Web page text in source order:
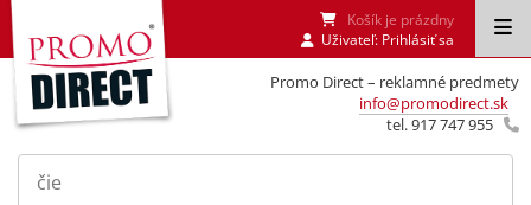
Promo Direct – reklamné predmety
info@promodirect.sk
tel. 917 747 955
Košík je prázdny
Uživateľ: Prihlásiť sa